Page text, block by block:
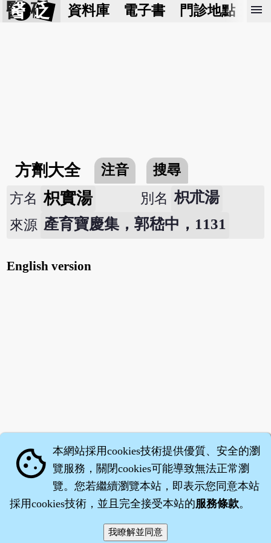
醫 砭 資料庫 電子書 門診地點 預
menu
方劑大全 注音
搜尋
方名 枳實湯 別名 枳朮湯
來源 產育寶慶集，郭嵇中，1131
English version
‧沈藥子©2008～2026
cookie 本網站採用cookies技術提供優質、安全的瀏
覽服務，關閉cookies可能導致無法正常瀏
覽。您若繼續瀏覽本站，即表示您同意本站
採用cookies技術，並且完全接受本站的服務條款。